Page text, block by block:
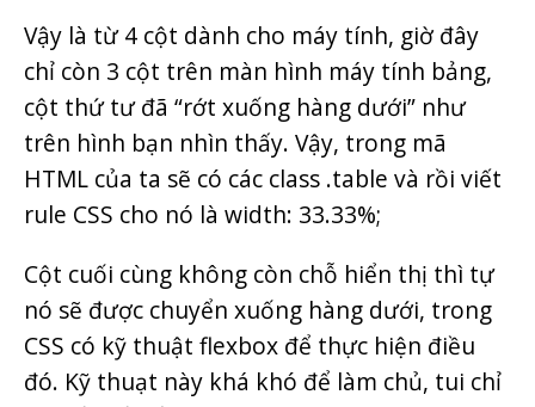
Vậy là từ 4 cột dành cho máy tính, giờ đây
chỉ còn 3 cột trên màn hình máy tính bảng,
cột thứ tư đã “rớt xuống hàng dưới” như
trên hình bạn nhìn thấy. Vậy, trong mã
HTML của ta sẽ có các class .table và rồi viết
rule CSS cho nó là width: 33.33%;
Cột cuối cùng không còn chỗ hiển thị thì tự
nó sẽ được chuyển xuống hàng dưới, trong
CSS có kỹ thuật flexbox để thực hiện điều
đó. Kỹ thuạt này khá khó để làm chủ, tui chỉ